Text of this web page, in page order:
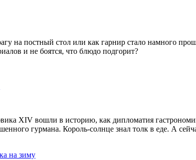
на постный стол или как гарнир стало намного
и не боятся, что блюдо подгорит?
XIV вошли в историю, как дипломатия
гурмана. Король-солнце знал толк в еде. А
на зиму